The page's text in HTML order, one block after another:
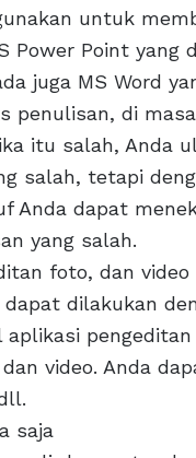
untuk
Power Point
juga MS Word
penulisan, di
itu salah, Anda
salah, tetapi
Anda dapat
yang salah.
foto, dan video
dilakukan
video. Anda
saja